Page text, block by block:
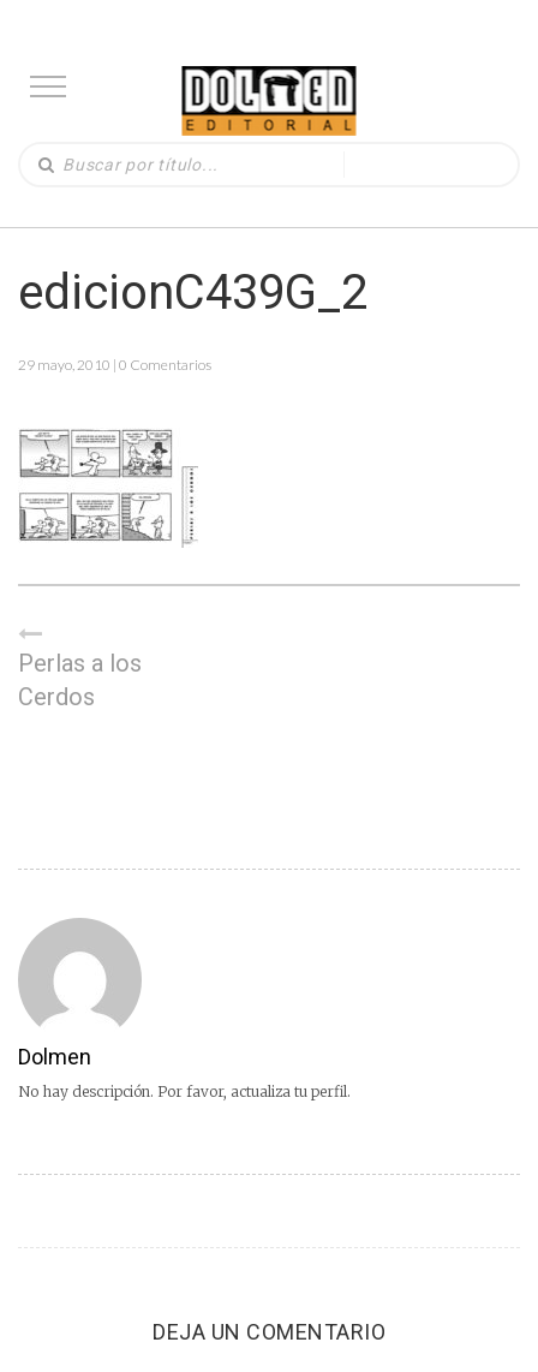
edicionC439G_2
29 mayo, 2010 | 0 Comentarios
Perlas a los
Cerdos
Dolmen
No hay descripción. Por favor, actualiza tu perfil.
DEJA UN COMENTARIO